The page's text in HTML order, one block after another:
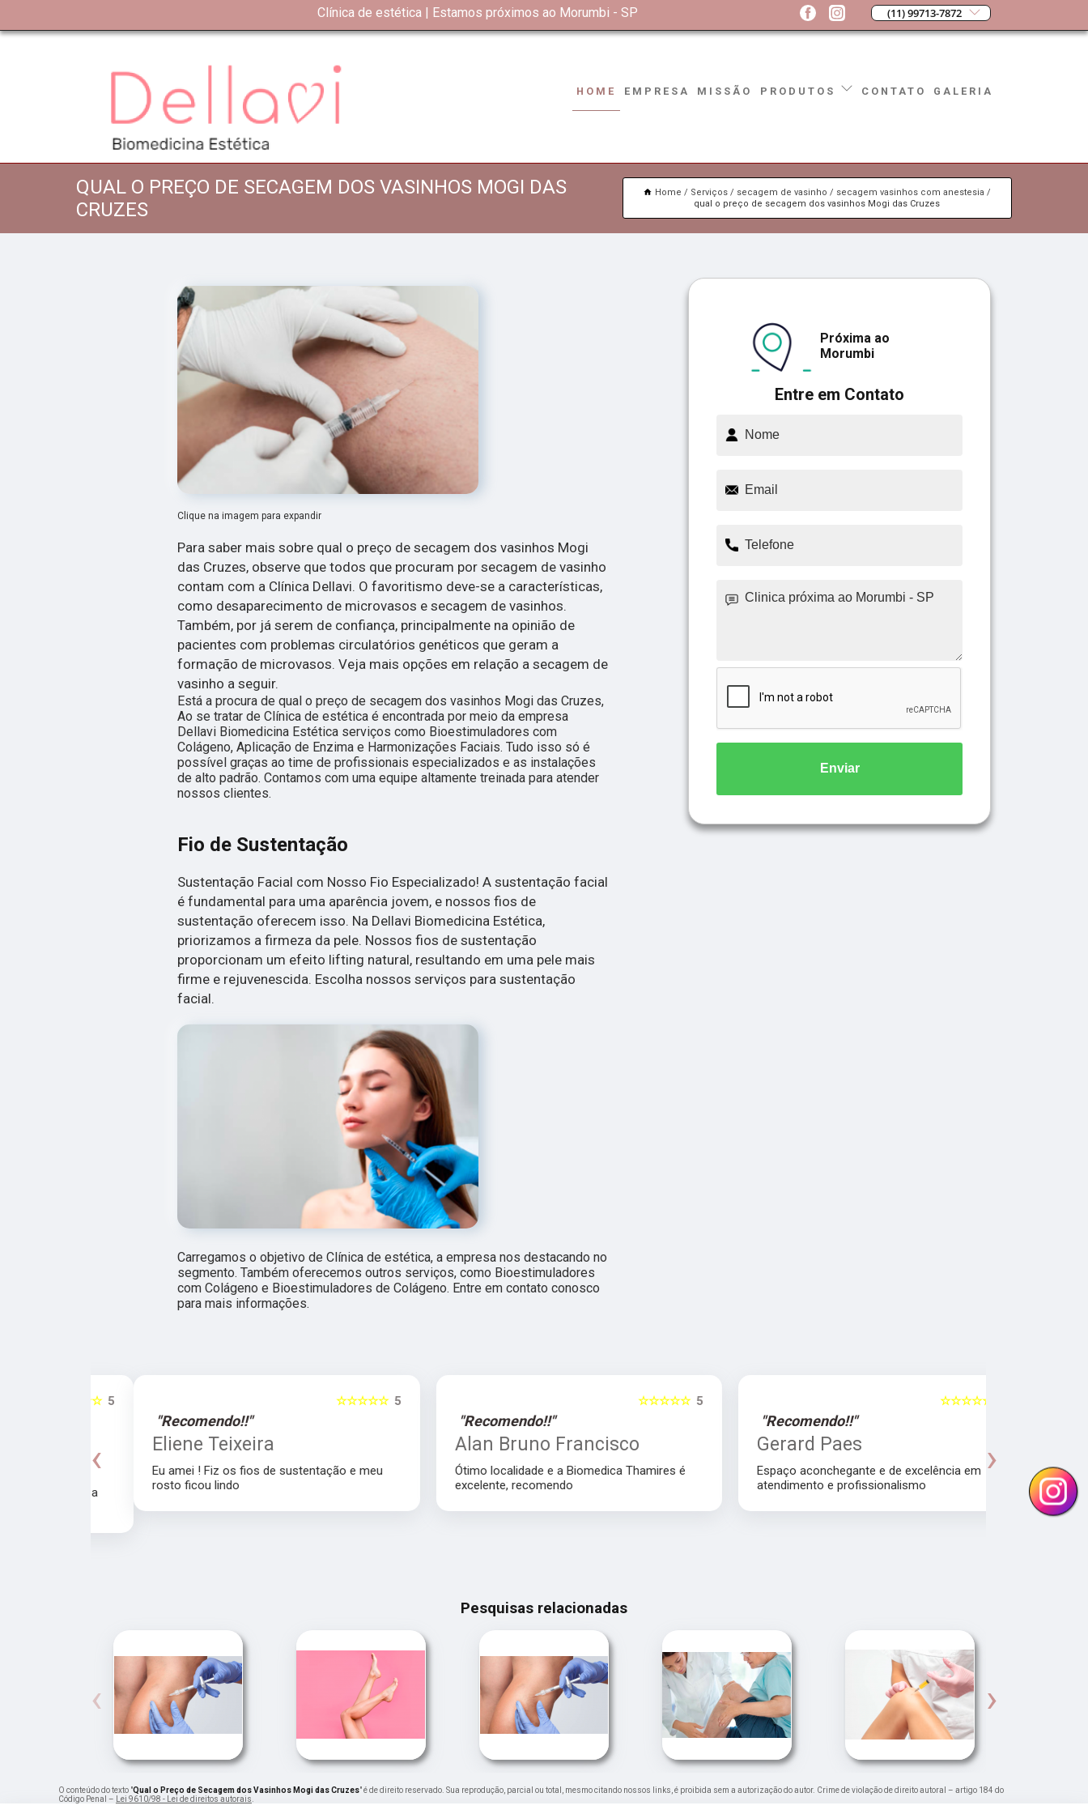
Clínica de estética | Estamos próximos ao Morumbi - SP (11) 99713-7872
HOME EMPRESA MISSÃO PRODUTOS CONTATO GALERIA
QUAL O PREÇO DE SECAGEM DOS VASINHOS MOGI DAS
CRUZES
Home Serviços secagem de vasinho
secagem vasinhos com anestesia
qual o preço de secagem dos vasinhos Mogi das Cruzes
Clique na imagem para expandir
Para saber mais sobre qual o preço de secagem dos vasinhos Mogi
das Cruzes, observe que todos que procuram por secagem de vasinho
contam com a Clínica Dellavi. O favoritismo deve-se a características,
como desaparecimento de microvasos e secagem de vasinhos.
Também, por já serem de confiança, principalmente na opinião de
pacientes com problemas circulatórios genéticos que geram a
formação de microvasos. Veja mais opções em relação a secagem de
vasinho a seguir.
Está a procura de qual o preço de secagem dos vasinhos Mogi das Cruzes,
Ao se tratar de Clínica de estética é encontrada por meio da empresa
Dellavi Biomedicina Estética serviços como Bioestimuladores com
Colágeno, Aplicação de Enzima e Harmonizações Faciais. Tudo isso só é
possível graças ao time de profissionais especializados e as instalações
de alto padrão. Contamos com uma equipe altamente treinada para atender
nossos clientes.
Fio de Sustentação
Sustentação Facial com Nosso Fio Especializado! A sustentação facial
é fundamental para uma aparência jovem, e nossos fios de
sustentação oferecem isso. Na Dellavi Biomedicina Estética,
priorizamos a firmeza da pele. Nossos fios de sustentação
proporcionam um efeito lifting natural, resultando em uma pele mais
firme e rejuvenescida. Escolha nossos serviços para sustentação
facial.
Carregamos o objetivo de Clínica de estética, a empresa nos destacando no
segmento. Também oferecemos outros serviços, como Bioestimuladores
com Colágeno e Bioestimuladores de Colágeno. Entre em contato conosco
para mais informações.
Entre em Contato
Próxima ao
Morumbi
Enviar
5
☆☆☆☆☆
"Recomendo!!"
Eliene Teixeira
Eu amei ! Fiz os fios de sustentação e meu
rosto ficou lindo
5
☆☆☆☆☆
"Recomendo!!"
Alan Bruno Francisco
Ótimo localidade e a Biomedica Thamires é
excelente, recomendo
5
☆☆☆☆☆
"Recomendo!!"
Gerard Paes
Espaço aconchegante e de excelência em
atendimento e profissionalismo
‹ ›
Pesquisas relacionadas
‹ ›
O conteúdo do texto "Qual o Preço de Secagem dos Vasinhos Mogi das Cruzes" é de direito reservado. Sua reprodução, parcial ou total, mesmo citando nossos links, é proibida sem a autorização do autor. Crime de violação de direito autoral – artigo 184 do
Código Penal –
Lei 9610/98 - Lei de direitos autorais